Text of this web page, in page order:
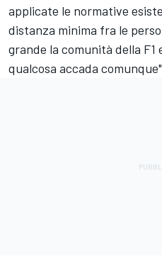
applicate le normative
distanza minima fra le
grande la comunità della
qualcosa accada